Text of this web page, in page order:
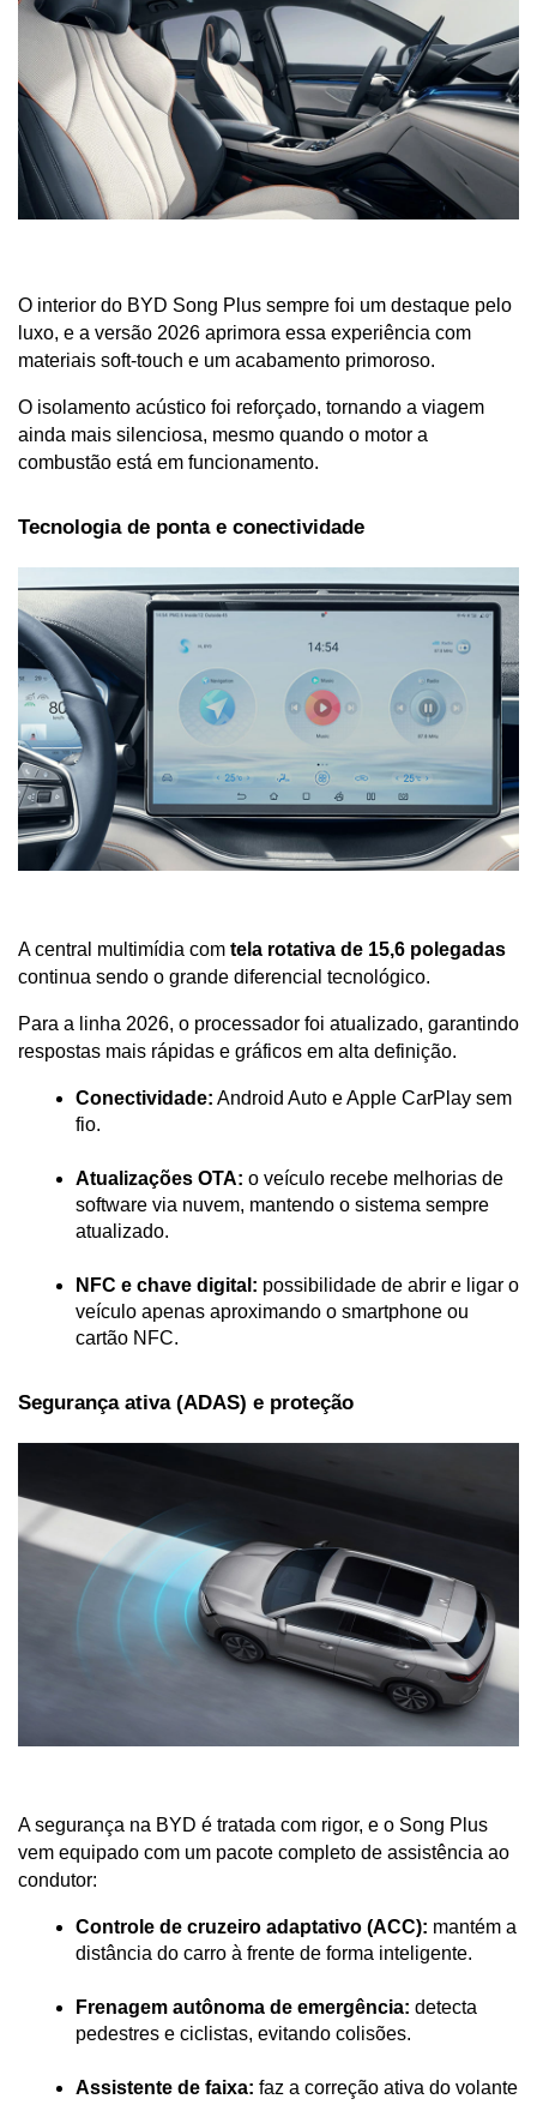
O interior do BYD Song Plus sempre foi um destaque pelo
luxo, e a versão 2026 aprimora essa experiência com
materiais soft-touch e um acabamento primoroso.
O isolamento acústico foi reforçado, tornando a viagem
ainda mais silenciosa, mesmo quando o motor a
combustão está em funcionamento.
Tecnologia de ponta e conectividade
A central multimídia com tela rotativa de 15,6 polegadas
continua sendo o grande diferencial tecnológico.
Para a linha 2026, o processador foi atualizado, garantindo
respostas mais rápidas e gráficos em alta definição.
Conectividade: Android Auto e Apple CarPlay sem
fio.
Atualizações OTA: o veículo recebe melhorias de
software via nuvem, mantendo o sistema sempre
atualizado.
NFC e chave digital: possibilidade de abrir e ligar o
veículo apenas aproximando o smartphone ou
cartão NFC.
Segurança ativa (ADAS) e proteção
A segurança na BYD é tratada com rigor, e o Song Plus
vem equipado com um pacote completo de assistência ao
condutor:
Controle de cruzeiro adaptativo (ACC): mantém a
distância do carro à frente de forma inteligente.
Frenagem autônoma de emergência: detecta
pedestres e ciclistas, evitando colisões.
Assistente de faixa: faz a correção ativa do volante